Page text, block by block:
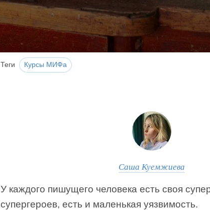
Теги Курсы МИФа
Саша Куемжиева
У каждого пишущего человека есть своя
супергероев, есть и маленькая уязвимость.